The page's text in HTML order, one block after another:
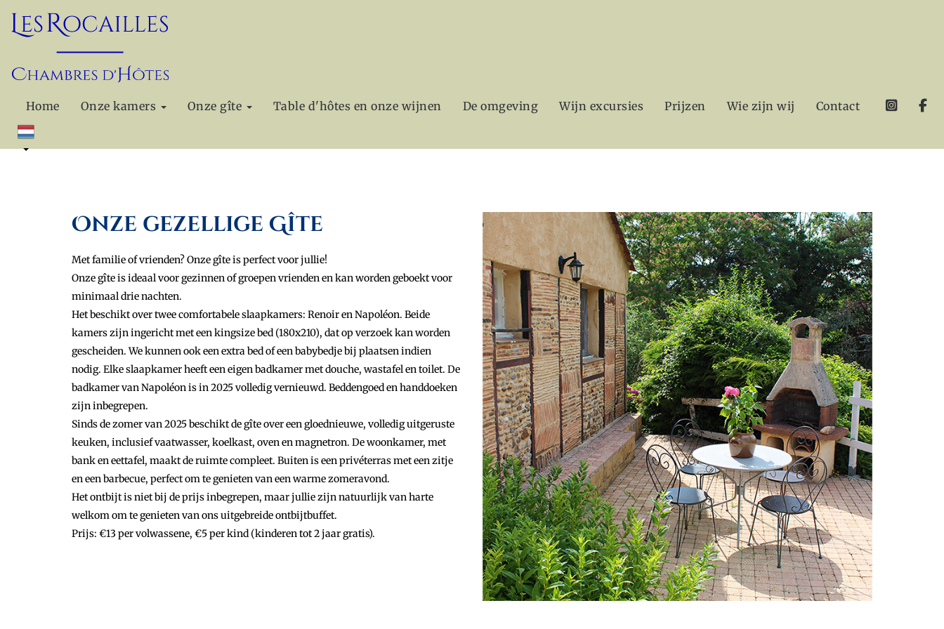
Home Onze kamers Onze gîte Table d'hôtes en onze wijnen De omgeving Wijn excursies Prijzen Wie zijn wij Contact
Onze gezellige Gîte
Met familie of vrienden? Onze gîte is perfect voor jullie!
Onze gîte is ideaal voor gezinnen of groepen vrienden en kan worden geboekt voor
minimaal drie nachten.
Het beschikt over twee comfortabele slaapkamers: Renoir en Napoléon. Beide
kamers zijn ingericht met een kingsize bed (180x210), dat op verzoek kan worden
gescheiden. We kunnen ook een extra bed of een babybedje bij plaatsen indien
nodig. Elke slaapkamer heeft een eigen badkamer met douche, wastafel en toilet. De
badkamer van Napoléon is in 2025 volledig vernieuwd. Beddengoed en handdoeken
zijn inbegrepen.
Sinds de zomer van 2025 beschikt de gîte over een gloednieuwe, volledig uitgeruste
keuken, inclusief vaatwasser, koelkast, oven en magnetron. De woonkamer, met
bank en eettafel, maakt de ruimte compleet. Buiten is een privéterras met een zitje
en een barbecue, perfect om te genieten van een warme zomeravond.
Het ontbijt is niet bij de prijs inbegrepen, maar jullie zijn natuurlijk van harte
welkom om te genieten van ons uitgebreide ontbijtbuffet.
Prijs: €13 per volwassene, €5 per kind (kinderen tot 2 jaar gratis).